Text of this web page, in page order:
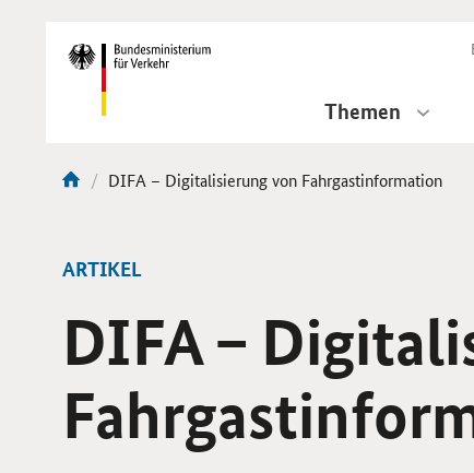
Navigation
Themen
Aktuelle
DIFA – Digitalisierung von Fahrgastinformation
ARTIKEL
DIFA –